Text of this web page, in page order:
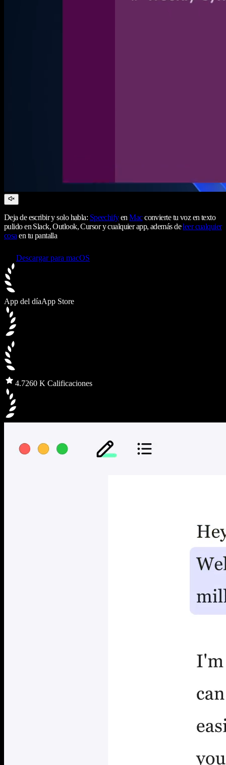
Deja de escribir y solo habla: SpeechifyenMacconvierte tu voz en texto
pulido en Slack, Outlook, Cursor y cualquier app, además deleer cualquier
cosa en tu pantalla
Descargar para macOS
App del díaApp Store
4.7260 K Calificaciones